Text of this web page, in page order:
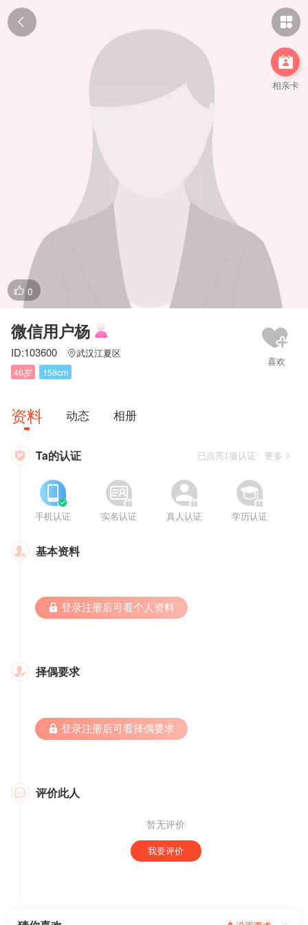
 

相亲卡
 0
微信用户杨
ID:103600 武汉江夏区
46岁
158cm
资料 动态 相册
 Ta的认证 已点亮1项认证 更多

手机认证


实名认证


真人认证


学历认证
 基本资料
 登录注册后可看个人资料
 择偶要求
 登录注册后可看择偶要求
 评价此人
暂无评价
我要评价